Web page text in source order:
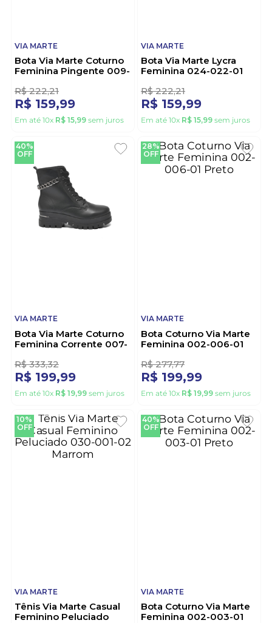
VIA MARTE
Bota Via Marte Coturno
Feminina Pingente 009-
R$ 222,21
R$ 159,99
VIA MARTE
Bota Via Marte Lycra
Feminina 024-022-01
R$ 222,21
R$ 159,99
40%
OFF
VIA MARTE
Bota Via Marte Coturno
009-01 Preto
32
R$ 199,99
Em até10xR$ 19, 99 sem juros
28%
OFF
VIA MARTE
Bota Coturno Via Marte
Preto
77
R$ 199,99
Em até10xR$ 19,99sem juros
10%
VIA MARTE VIA MARTE